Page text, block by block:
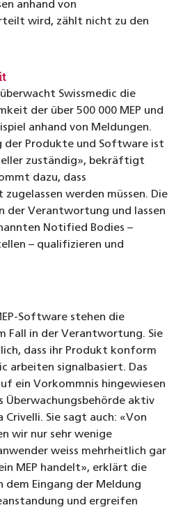
anhand von
wird, zählt nicht zu den
Swissmedic die
der über 500 000 MEP und
anhand von Meldungen.
der Produkte und Software ist
zuständig», bekräftigt
dazu, dass
werden müssen. Die
der Verantwortung und lassen
Notified Bodies –
– qualifizieren und
Software stehen die
Fall in der Verantwortung. Sie
dass ihr Produkt konform
arbeiten signalbasiert. Das
ein Vorkommnis hingewiesen
Überwachungsbehörde aktiv
Sie sagt auch: «Von
wir nur sehr wenige
weiss mehrheitlich gar
MEP handelt», erklärt die
dem Eingang der Meldung
und ergreifen